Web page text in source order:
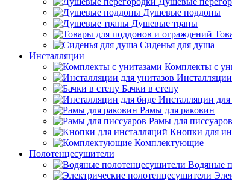
Душевые поддоны
Душевые трапы
Сиденья для душа
Инсталляции
Комплекты с
Бачки в стену
Инсталляции для
Рамы для раковин
Рамы для писсуаров
Кнопки для
Комплектующие
Полотенцесушители
Водяные